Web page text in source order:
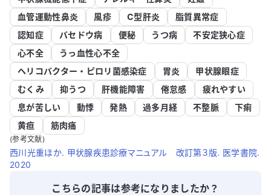
血管運動性鼻炎
風疹 C型肝炎
脂質異常症
認知症
バセドウ病 便秘 うつ病
不安定狭心症
心不全
うっ血性心不全
ヘリコバクター・ピロリ菌感染症
胃炎
甲状腺眼症
むくみ
抑うつ 肝機能障害 倦怠感
疲れやすい
息が苦しい
動悸 発熱 過多月経 不整脈
下痢
黄疸
筋肉痛
(参考文献)
西川光重ほか. 甲状腺疾患診療マニュアル 改訂第３版. 医学書院.
2020
こちらの記事は参考になりましたか？